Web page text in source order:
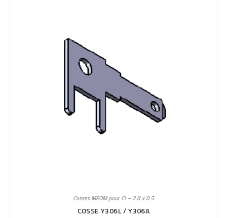
Cosses MFOM pour CI – 2.8 x 0.5
COSSE Y306L / Y306A